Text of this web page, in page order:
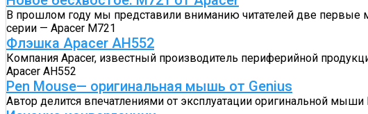
В прошлом году мы представили вниманию читателей две первые
серии — Apacer M721
Флэшка Apacer AH552
Компания Apacer, известный производитель периферийной
Apacer AH552
Pen Mouse— оригинальная мышь от Genius
Автор делится впечатлениями от эксплуатации оригинальной